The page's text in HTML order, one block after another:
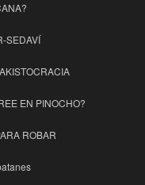
SEDAVÍ
EN PINOCHO?
ROBAR